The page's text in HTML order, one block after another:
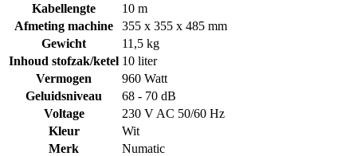
Kabellengte
10 m
Afmeting machine
355 x 355 x 485 mm
Gewicht
11,5 kg
Inhoud stofzak/ketel 10 liter
Vermogen
960 Watt
Geluidsniveau
68 - 70 dB
Voltage
230 V AC 50/60 Hz
Kleur
Wit
Merk
Numatic